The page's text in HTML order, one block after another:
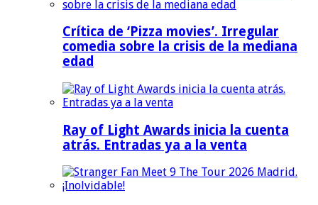
Crítica de ‘Pizza movies’. Irregular
comedia sobre la crisis de la mediana
edad
Ray of Light Awards inicia la cuenta
atrás. Entradas ya a la venta